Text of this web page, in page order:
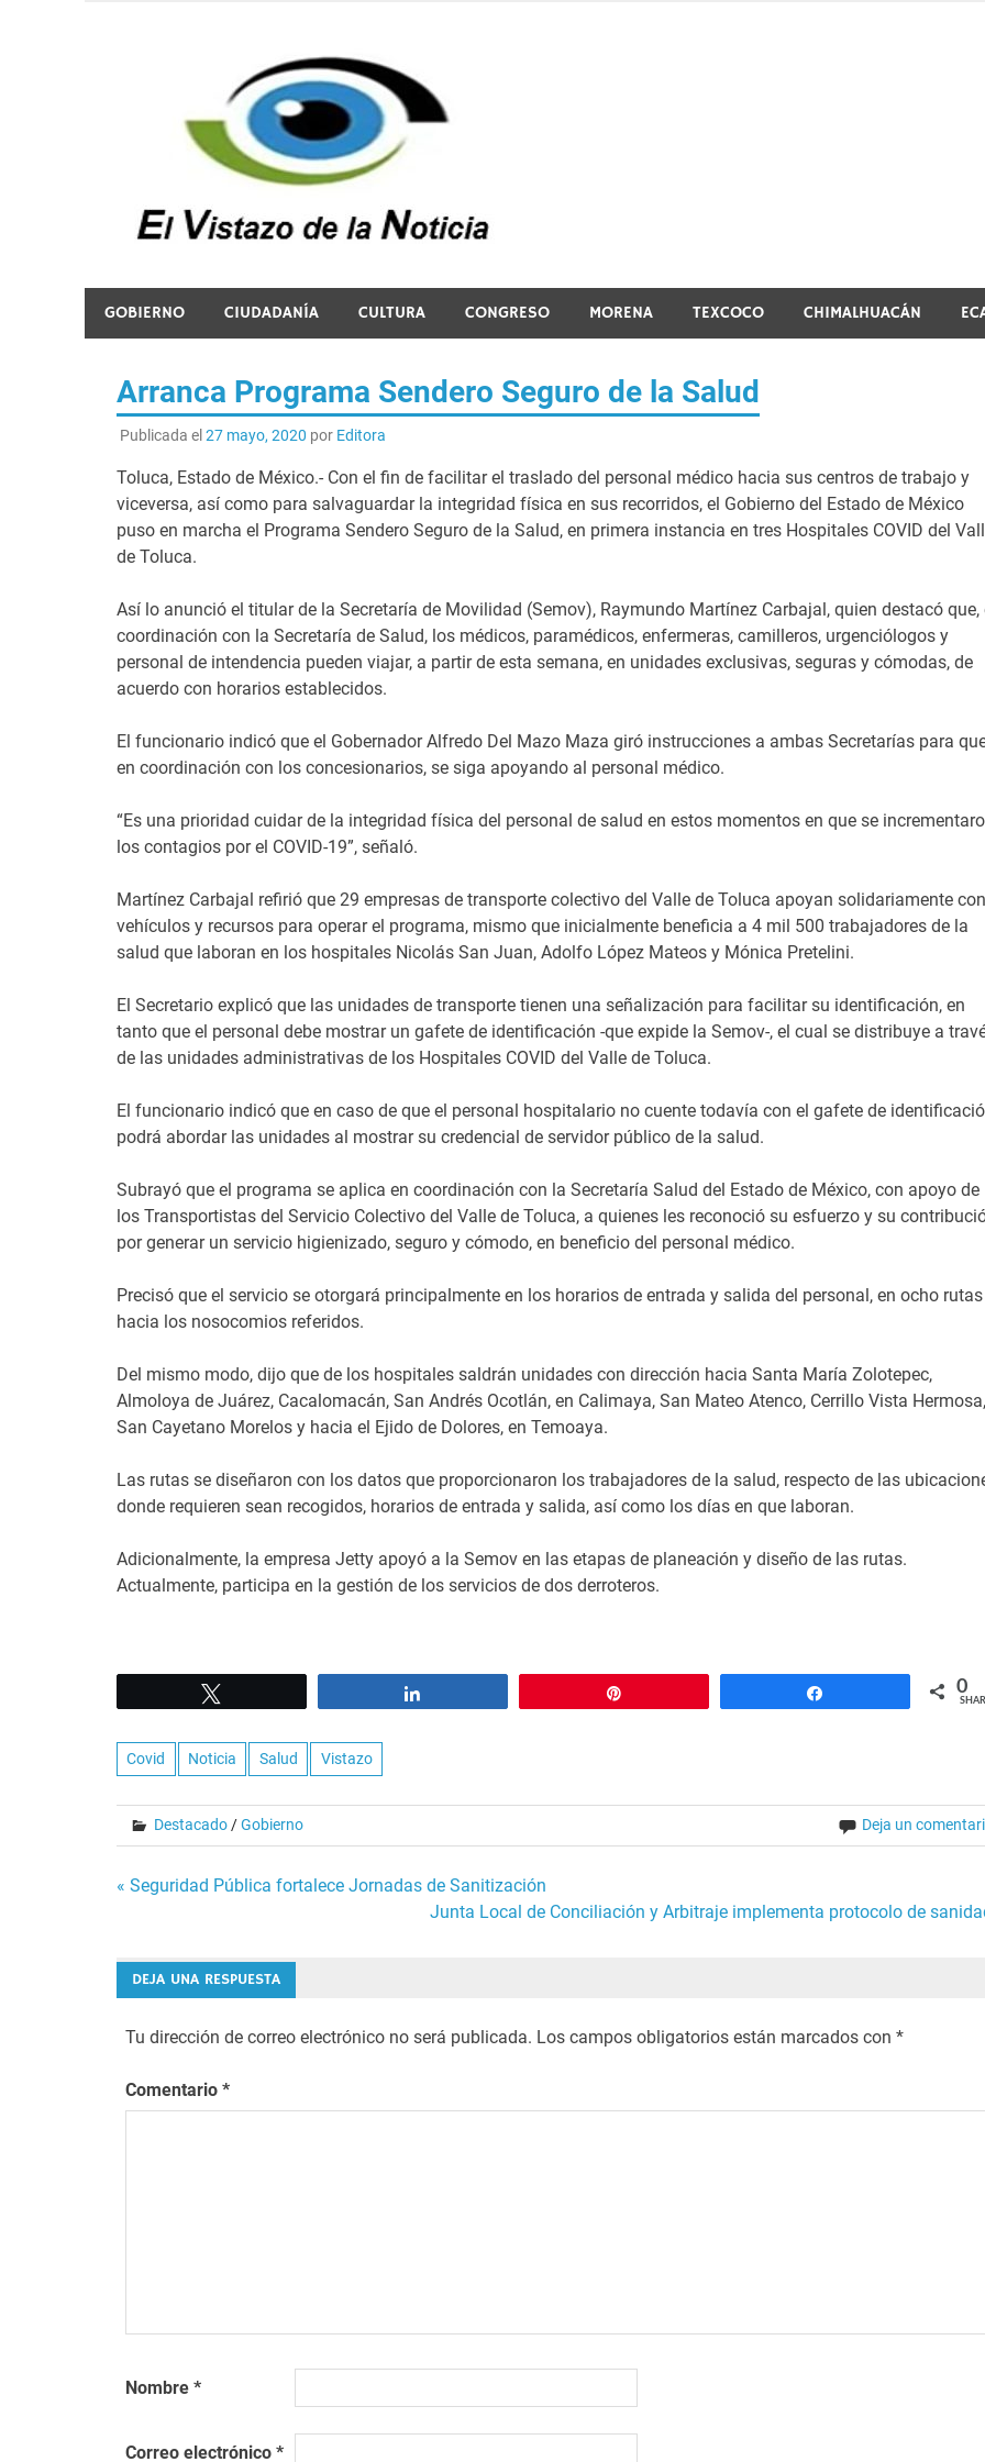
GOBIERNO CIUDADANÍA CULTURA CONGRESO MORENA TEXCOCO CHIMALHUACÁN
Arranca Programa Sendero Seguro de la Salud
Publicada el27 mayo, 2020 por Editora
Toluca, Estado de México.- Con el fin de facilitar el traslado del personal médico hacia sus centros de trabajo y
viceversa, así como para salvaguardar la integridad física en sus recorridos, el Gobierno del Estado de México
puso en marcha el Programa Sendero Seguro de la Salud, en primera instancia en tres Hospitales COVID del
de Toluca.
Así lo anunció el titular de la Secretaría de Movilidad (Semov), Raymundo Martínez Carbajal, quien destacó que,
coordinación con la Secretaría de Salud, los médicos, paramédicos, enfermeras, camilleros, urgenciólogos y
personal de intendencia pueden viajar, a partir de esta semana, en unidades exclusivas, seguras y cómodas, de
acuerdo con horarios establecidos.
El funcionario indicó que el Gobernador Alfredo Del Mazo Maza giró instrucciones a ambas Secretarías para
en coordinación con los concesionarios, se siga apoyando al personal médico.
“Es una prioridad cuidar de la integridad física del personal de salud en estos momentos en que se
los contagios por el COVID-19”, señaló.
Martínez Carbajal refirió que 29 empresas de transporte colectivo del Valle de Toluca apoyan solidariamente con
vehículos y recursos para operar el programa, mismo que inicialmente beneficia a 4 mil 500 trabajadores de la
salud que laboran en los hospitales Nicolás San Juan, Adolfo López Mateos y Mónica Pretelini.
El Secretario explicó que las unidades de transporte tienen una señalización para facilitar su identificación, en
tanto que el personal debe mostrar un gafete de identificación -que expide la Semov-, el cual se distribuye a
de las unidades administrativas de los Hospitales COVID del Valle de Toluca.
El funcionario indicó que en caso de que el personal hospitalario no cuente todavía con el gafete de
podrá abordar las unidades al mostrar su credencial de servidor público de la salud.
Subrayó que el programa se aplica en coordinación con la Secretaría Salud del Estado de México, con apoyo de
los Transportistas del Servicio Colectivo del Valle de Toluca, a quienes les reconoció su esfuerzo y su
por generar un servicio higienizado, seguro y cómodo, en beneficio del personal médico.
Precisó que el servicio se otorgará principalmente en los horarios de entrada y salida del personal, en ocho rutas
hacia los nosocomios referidos.
Del mismo modo, dijo que de los hospitales saldrán unidades con dirección hacia Santa María Zolotepec,
Almoloya de Juárez, Cacalomacán, San Andrés Ocotlán, en Calimaya, San Mateo Atenco, Cerrillo Vista Hermosa,
San Cayetano Morelos y hacia el Ejido de Dolores, en Temoaya.
Las rutas se diseñaron con los datos que proporcionaron los trabajadores de la salud, respecto de las
donde requieren sean recogidos, horarios de entrada y salida, así como los días en que laboran.
Adicionalmente, la empresa Jetty apoyó a la Semov en las etapas de planeación y diseño de las rutas.
Actualmente, participa en la gestión de los servicios de dos derroteros.
0
Covid Noticia Salud Vistazo
Destacado/Gobierno Deja un
Navegación
entradas
« Seguridad Pública fortalece Jornadas de Sanitización
Junta Local de Conciliación y Arbitraje implementa protocolo de
DEJA UNA RESPUESTA
Tu dirección de correo electrónico no será publicada. Los campos obligatorios están marcados con *
Comentario *
Nombre *
Correo electrónico *